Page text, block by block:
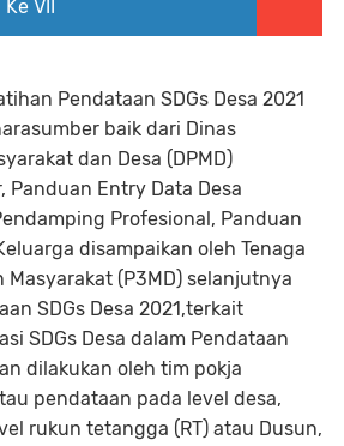
VII
Pendataan SDGs Desa 2021
baik dari Dinas
dan Desa (DPMD)
Panduan Entry Data Desa
Profesional, Panduan
disampaikan oleh Tenaga
Masyarakat (P3MD) selanjutnya
SDGs Desa 2021,terkait
SDGs Desa dalam Pendataan
dilakukan oleh tim pokja
pendataan pada level desa,
rukun tetangga (RT) atau Dusun,